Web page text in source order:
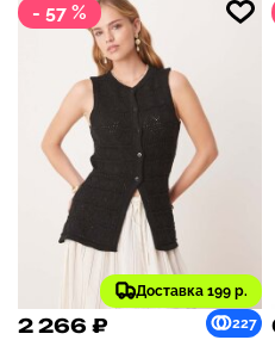
- 57 %
Доставка 199 р.
2 266 ₽
227